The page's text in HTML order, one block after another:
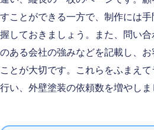
すことができる一方で、制作には
握しておきましょう。また、問い
のある会社の強みなどを記載し、
ことが大切です。これらをふまえ
行い、外壁塗装の依頼数を増やしま